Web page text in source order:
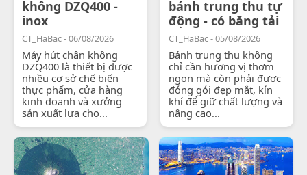
không DZQ400 -
inox
CT_HaBac - 06/08/2026
Máy hút chân không
DZQ400 là thiết bị được
nhiều cơ sở chế biến
thực phẩm, cửa hàng
kinh doanh và xưởng
sản xuất lựa chọ...
bánh trung thu tự
động - có băng tải
CT_HaBac - 05/08/2026
Bánh trung thu không
chỉ cần hương vị thơm
ngon mà còn phải được
đóng gói đẹp mắt, kín
khí để giữ chất lượng và
nâng cao...